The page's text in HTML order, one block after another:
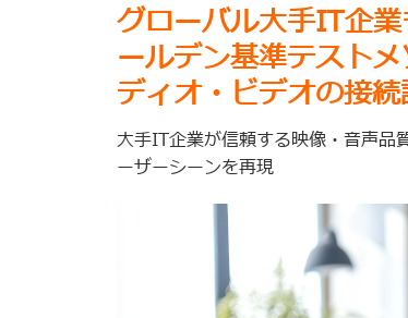
グローバル大手IT企
ールデン基準テスト
ディオ・ビデオの接
大手IT企業が信頼する映像・音声
ーザーシーンを再現